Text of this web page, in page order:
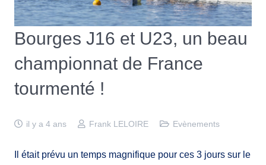
Bourges J16 et U23, un beau
championnat de France
tourmenté !
il y a 4 ans Frank LELOIRE Evènements
Il était prévu un temps magnifique pour ces 3 jours sur le